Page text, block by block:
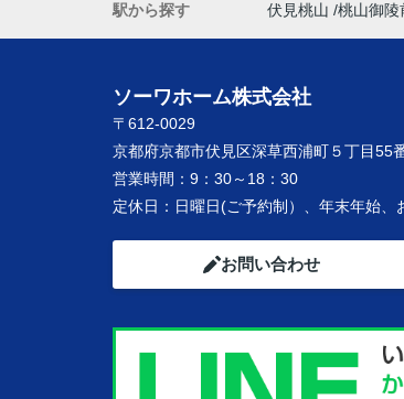
駅から探す
伏見桃山 桃山御陵
ソーワホーム株式会社
〒612-0029
京都府京都市伏見区深草西浦町５丁目55
営業時間： 9：30～18：30
定休日： 日曜日(ご予約制）、年末年始、
お問い合わせ